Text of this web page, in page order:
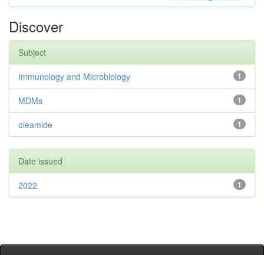
Discover
Subject
1
Immunology and Microbiology
1
MDMs
1
oleamide
Date issued
1
2022